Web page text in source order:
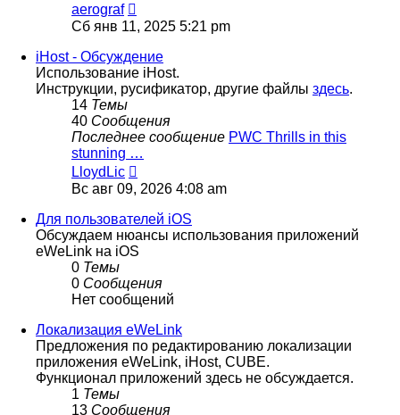
aerograf
последнему
сообщению
Сб янв 11, 2025 5:21 pm
iHost - Обсуждение
Использование iHost.
Инструкции, русификатор, другие файлы здесь.
14 Темы
40 Сообщения
Последнее сообщение PWC Thrills in this
stunning …
LloydLic
к
сообщению
Вс авг 09, 2026 4:08 am
Для пользователей iOS
Обсуждаем нюансы использования приложений
eWeLink на iOS
0 Темы
0 Сообщения
Нет сообщений
Локализация eWeLink
Предложения по редактированию локализации
приложения eWeLink, iHost, CUBE.
Функционал приложений здесь не обсуждается.
1 Темы
13 Сообщения